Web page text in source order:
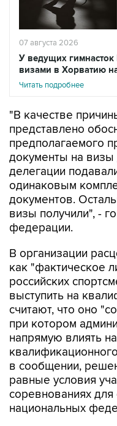
07 августа 2026
У ведущих
визами в Хорватию
Читать подробнее
"В качестве
представлено
предполагаемого
документы на визы
делегации
одинаковым
документов.
визы получили", -
федерации.
В организации
как "фактическое
российских
выступить на
считают, что оно
при котором
напрямую влиять
в сообщении,
равные условия
соревнованиях
национальных